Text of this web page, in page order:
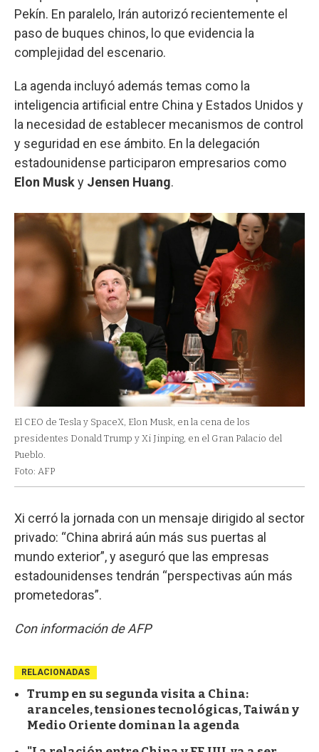
Pekín. En paralelo, Irán autorizó recientemente el
paso de buques chinos, lo que evidencia la
complejidad del escenario.
La agenda incluyó además temas como la
inteligencia artificial entre China y Estados Unidos y
la necesidad de establecer mecanismos de control
y seguridad en ese ámbito. En la delegación
estadounidense participaron empresarios como
Elon Musky Jensen Huang.
El CEO de Tesla y SpaceX, Elon Musk, en la cena de los
presidentes Donald Trump y Xi Jinping, en el Gran Palacio del
Pueblo.
Foto: AFP
Xi cerró la jornada con un mensaje dirigido al sector
privado: “China abrirá aún más sus puertas al
mundo exterior”, y aseguró que las empresas
estadounidenses tendrán “perspectivas aún más
prometedoras”.
Con información de AFP
RELACIONADAS
Trump en su segunda visita a China:
aranceles, tensiones tecnológicas, Taiwán y
Medio Oriente dominan la agenda